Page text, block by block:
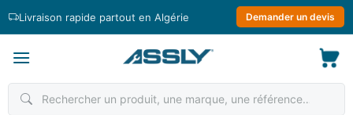
Livraison rapide partout en Algérie Demander un devis